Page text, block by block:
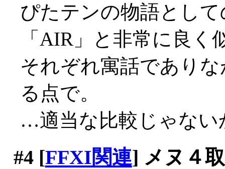
ぴたテンの物語とし
「AIR」と非常に良
それぞれ寓話であり
る点で。
…適当な比較じゃない
#4[FFXI関連] メヌ４